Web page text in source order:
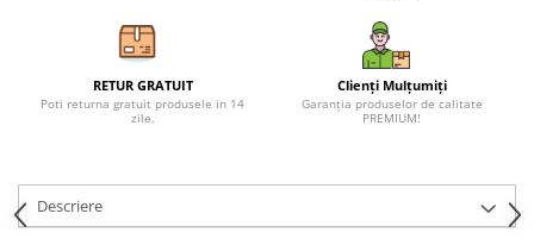
RETUR GRATUIT
Poti returna gratuit produsele in 14
zile.
Clienți Mulțumiți
Garanția produselor de calitate
PREMIUM!
Descriere